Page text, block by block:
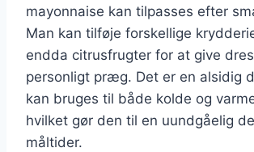
mayonnaise kan tilpasses efter
Man kan tilføje forskellige
endda citrusfrugter for at give
personligt præg. Det er en alsidig
kan bruges til både kolde og
hvilket gør den til en uundgåelig
måltider.